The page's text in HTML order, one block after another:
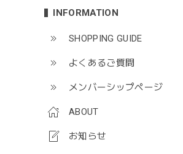
INFORMATION
SHOPPING GUIDE
よくあるご質問
メンバーシップページ
ABOUT
お知らせ